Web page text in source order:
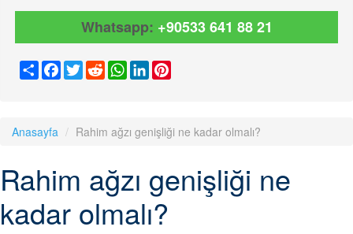
Whatsapp: +90533 641 88 21
ShareFacebook
TwitterRedditWhatsApp
LinkedIn
Anasayfa Rahim ağzı genişliği ne kadar olmalı?
Rahim ağzı genişliği ne
kadar olmalı?